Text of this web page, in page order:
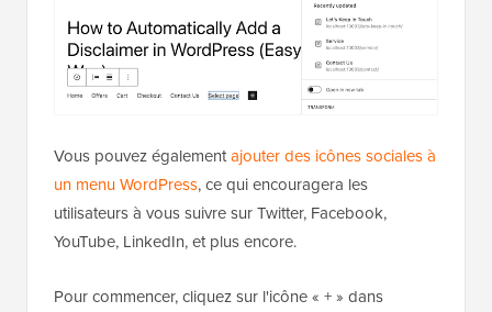
Vous pouvez égalementajouter des icônes sociales à
un menu WordPress, ce qui encouragera les
utilisateurs à vous suivre sur Twitter, Facebook,
YouTube, LinkedIn, et plus encore.
Pour commencer, cliquez sur l'icône « + » dans